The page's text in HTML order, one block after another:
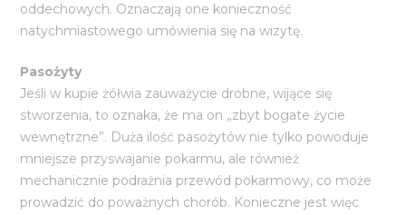
oddechowych. Oznaczają one konieczność
natychmiastowego umówienia się na wizytę.
Pasożyty
Jeśli w kupie żółwia zauważycie drobne, wijące się
stworzenia, to oznaka, że ma on „zbyt bogate życie
wewnętrzne”. Duża ilość pasożytów nie tylko powoduje
mniejsze przyswajanie pokarmu, ale również
mechanicznie podrażnia przewód pokarmowy, co może
prowadzić do poważnych chorób. Konieczne jest więc